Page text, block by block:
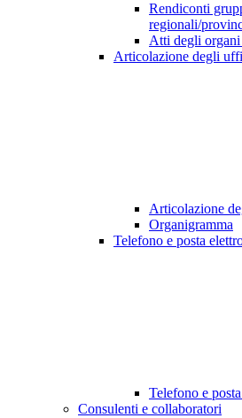
Rendiconti
regionali/
Atti degli
Articolazione degli
Articolazione
Organigramma
Telefono e posta
Telefono e
Consulenti e collaboratori